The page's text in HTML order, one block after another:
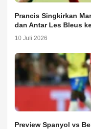
Prancis Singkirkan
dan Antar Les Bleus
10 Juli 2026
Preview Spanyol vs